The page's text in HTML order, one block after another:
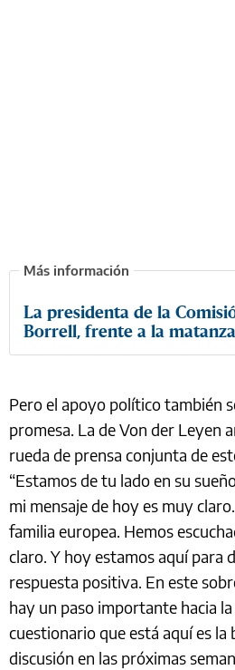
La presidenta de la
Borrell, frente a la
Pero el apoyo político también
promesa. La de Von der Leyen
rueda de prensa conjunta de
“Estamos de tu lado en su
mi mensaje de hoy es muy
familia europea. Hemos
claro. Y hoy estamos aquí para
respuesta positiva. En este
hay un paso importante hacia la
cuestionario que está aquí es la
discusión en las próximas